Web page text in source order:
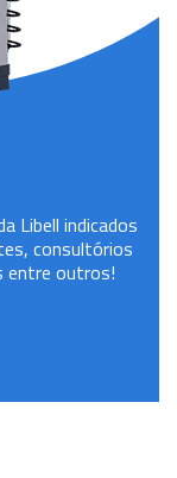
Libell indicados
consultórios
entre outros!